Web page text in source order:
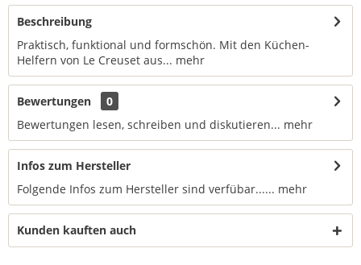
Beschreibung
Praktisch, funktional und formschön. Mit den Küchen-
Helfern von Le Creuset aus... mehr
Bewertungen
0
Bewertungen lesen, schreiben und diskutieren... mehr
Infos zum Hersteller
Folgende Infos zum Hersteller sind verfübar...... mehr
Kunden kauften auch